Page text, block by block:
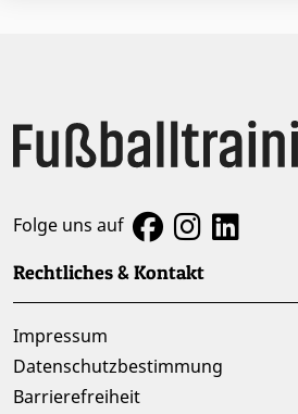
Folge uns auf
Rechtliches & Kontakt
Impressum
Datenschutzbestimmung
Barrierefreiheit